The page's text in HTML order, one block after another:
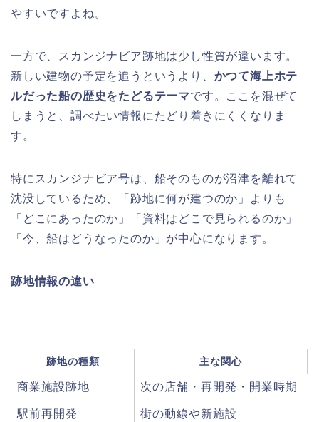
やすいですよね。
一方で、スカンジナビア跡地は少し性質が違います。
新しい建物の予定を追うというより、 かつて海上ホテ
ルだった船の歴史をたどるテーマです。ここを混ぜて
しまうと、調べたい情報にたどり着きにくくなりま
す。
特にスカンジナビア号は、船そのものが沼津を離れて
沈没しているため、「跡地に何が建つのか」よりも
「どこにあったのか」「資料はどこで見られるのか」
「今、船はどうなったのか」が中心になります。
跡地情報の違い
跡地の種類 主な関心
商業施設跡地 次の店舗・再開発・開業時期
駅前再開発 街の動線や新施設